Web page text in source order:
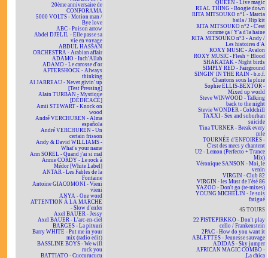
20ème anniversaire de
CONFORAMA
5000 VOLTS - Motion man /
Bye love
ABC - Poison arrow
Abdel DJELIL - Elle passe sa
vie en voyage
ABDUL HASSAN
ORCHESTRA - Arabian affair
ADAMO - Inch'Allah
ADAMO - Le carosse d'or
AFTERSHOCK - Always
thinking
Al JARREAU - Never givin' up
[Test Pressing]
Alain TURBAN - Mystique
[DÉDICACÉ]
Amii STEWART - Knock on
wood
André VERCHUREN - Alma
española
André VERCHUREN - Un
certain frisson
Andy & David WILLIAMS -
What's your name
Ann SOREL - Quand j'ai si mal
Annie CORDY - Le rock à
Médor [White Label]
ANTAR - Les Fables de la
Fontaine
Antoine GIACOMONI - Vieni
vieni
ANYA - One word
ATTENTION À LA MARCHE
- Slow d'enfer
Axel BAUER - Jessy
Axel BAUER - L'arc-en-ciel
BARGES - La pitxuri
Barry WHITE - Put me in your
mix (radio edit)
BASSLINE BOYS - We will
rock you
BATTIATO - Cuccurucucu
QUEEN - Live magic
REAL THING - Boogie down
RITA MITSOUKO n°1 - Marcia
baila / Hip kit
RITA MITSOUKO n°2 - C'est
comme ça / Y'a d'la haine
RITA MITSOUKO n°3 - Andy /
Les histoires d'A
ROXY MUSIC - Avalon
ROXY MUSIC - Flesh + Blood
SHAKATAK - Night birds
SIMPLY RED - Fairground
SINGIN' IN THE RAIN - b.o.f.
Chantons sous la pluie
Sophie ELLIS-BEXTOR -
Mixed up world
Steve WINWOOD - Talking
back to the night
Stevie WONDER - Coldchill
TAXXI - Sex and suburban
suicide
Tina TURNER - Break every
rule
TOURNÉE d'ENFOIRÉS -
C'est des mecs y chantent
U2 - Lemon (Perfecto + Trance
Mix)
Véronique SANSON - Moi, le
venin
VIRGIN - Club 82
VIRGIN - les Must de l'été 86
YAZOO - Don't go (re-mixes)
YOUNG MICHELIN - Je suis
fatigué
45 TOURS
22 PISTEPIRKKO - Don't play
cello / Frankenstein
2PAC - How do you want it
ABLETTES - Jeunesse sauvage
ADIDAS - Sky jumper
AFRICAN MAGIC COMBO -
La chica